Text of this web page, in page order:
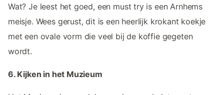
Wat? Je leest het goed, een must try is een Arnhems
meisje. Wees gerust, dit is een heerlijk krokant koekje
met een ovale vorm die veel bij de koffie gegeten
wordt.
6. Kijken in het Muzieum